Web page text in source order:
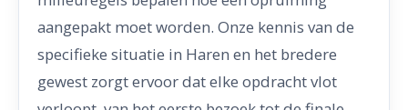
aangepakt moet worden. Onze kennis van de
specifieke situatie in Haren en het bredere
gewest zorgt ervoor dat elke opdracht vlot